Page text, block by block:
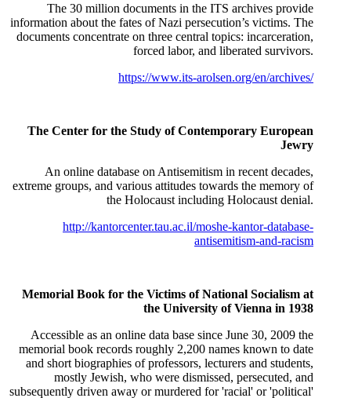
The 30 million documents in the ITS archives provide
information about the fates of Nazi persecution’s victims. The
documents concentrate on three central topics: incarceration,
forced labor, and liberated survivors.
https://www.its-arolsen.org/en/archives/
The Center for the Study of Contemporary European
Jewry
An online database on Antisemitism in recent decades,
extreme groups, and various attitudes towards the memory of
the Holocaust including Holocaust denial.
http://kantorcenter.tau.ac.il/moshe-kantor-database-
antisemitism-and-racism
Memorial Book for the Victims of National Socialism at
the University of Vienna in 1938
Accessible as an online data base since June 30, 2009 the
memorial book records roughly 2,200 names known to date
and short biographies of professors, lecturers and students,
mostly Jewish, who were dismissed, persecuted, and
subsequently driven away or murdered for 'racial' or 'political'